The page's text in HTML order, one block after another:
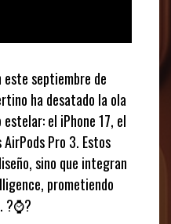
este septiembre de
ha desatado la ola
el iPhone 17, el
Pro 3. Estos
sino que integran
prometiendo
?⌚?